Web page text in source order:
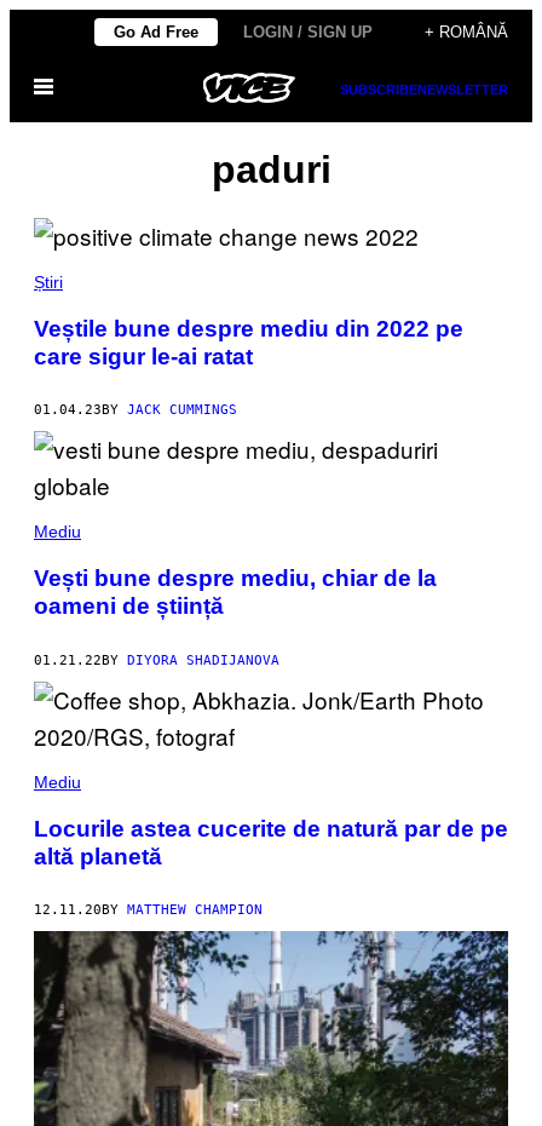
content
Go Ad Free LOGIN / SIGN UP + ROMÂNĂ
Open
SUBSCRIBENEWSLETTER
paduri
Știri
Veștile bune despre mediu din 2022 pe
care sigur le-ai ratat
01.04.23 BY JACK CUMMINGS
Mediu
Vești bune despre mediu, chiar de la
oameni de știință
01.21.22BY DIYORA SHADIJANOVA
Mediu
Locurile astea cucerite de natură par de pe
altă planetă
12.11.20 BY MATTHEW CHAMPION